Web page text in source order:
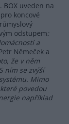
BOX uveden na
koncové
odstupem:
a
Němeček a
že v něm
ním se zvýší
Mimo
povedou
například